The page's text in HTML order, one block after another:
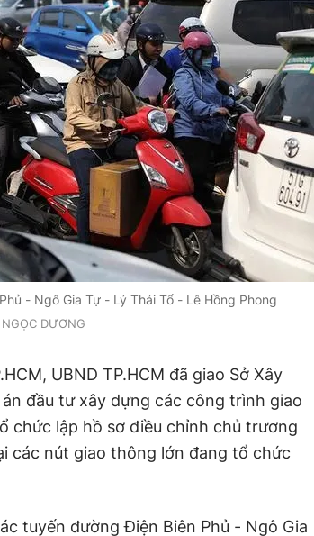
- Ngô Gia Tự - Lý Thái Tổ - Lê Hồng Phong
DƯƠNG
UBND TP.HCM đã giao Sở Xây
đầu tư xây dựng các công trình giao
chức lập hồ sơ điều chỉnh chủ trương
các nút giao thông lớn đang tổ chức
tuyến đường Điện Biên Phủ - Ngô Gia